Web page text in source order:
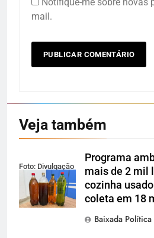
Notifique-me sobre novas
mail.
Veja também
Foto: Divulgação
Programa
mais de 2 mil
cozinha
coleta em 18
Baixada Política